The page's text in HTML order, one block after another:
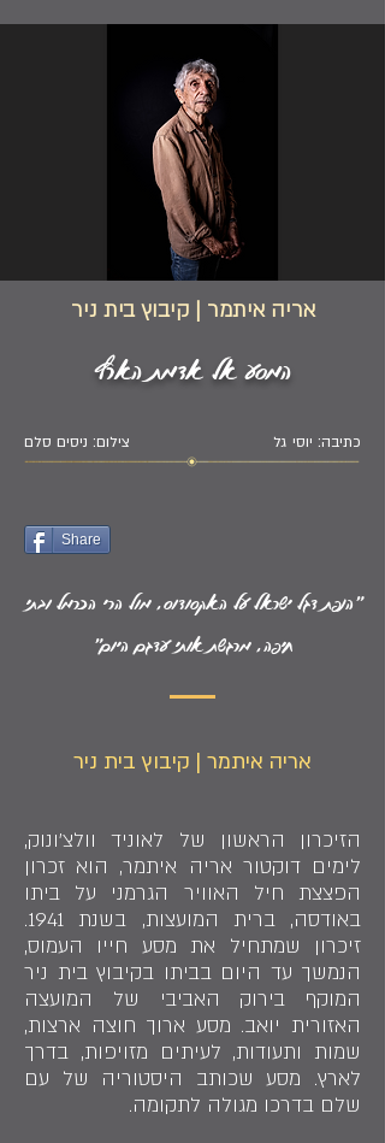
אריה איתמר | קיבוץ בית ניר
המסע אל אדמת הארץ
צילום: ניסים סלם כתיבה: יוסי גל
Share
"הנפת דגל ישראל על האקסודוס, מול הרי הכרמל ובתי
חיפה, מרגשת אותי עדגם היום"
אריה איתמר | קיבוץ בית ניר
הזיכרון הראשון של לאוניד וולצ'ונוק,
לימים דוקטור אריה איתמר, הוא זכרון
הפצצת חיל האוויר הגרמני על ביתו
באודסה, ברית המועצות, בשנת 1941.
זיכרון שמתחיל את מסע חייו העמוס,
הנמשך עד היום בביתו בקיבוץ בית ניר
המוקף בירוק האביבי של המועצה
האזורית יואב. מסע ארוך חוצה ארצות,
שמות ותעודות, לעיתים מזויפות, בדרך
לארץ. מסע שכותב היסטוריה של עם
שלם בדרכו מגולה לתקומה.